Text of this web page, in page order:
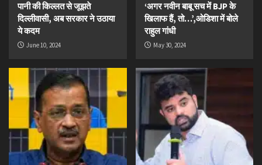
पानी की किल्लत से जूझते
दिल्लीवासी, अब सरकार ने उठाया
ये कदम
June 10, 2024
‘अगर नवीन बाबू सच में BJP के
खिलाफ हैं, तो…’,ओडिशा में बोले
राहुल गांधी
May 30, 2024